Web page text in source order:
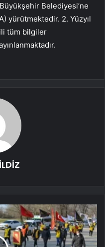
Belediyesi’ne
yürütmektedir. 2. Yüzyıl
tüm bilgiler